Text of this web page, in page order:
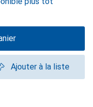
Ajouter à la liste